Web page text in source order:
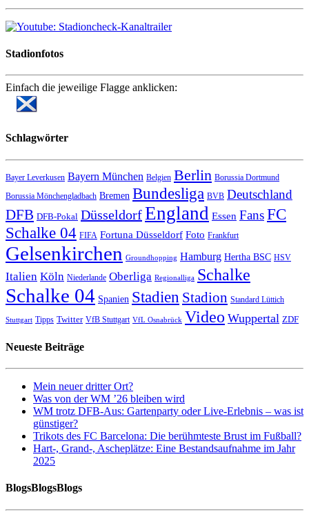
Stadionfotos
Einfach die jeweilige Flagge anklicken:
Schlagwörter
Bayer Leverkusen Bayern München Belgien Berlin Borussia Dortmund
Borussia Mönchengladbach Bremen Bundesliga BVB Deutschland
DFB DFB-Pokal DüsseldorfEngland Essen FansFC
Schalke 04 FIFA Fortuna Düsseldorf Foto Frankfurt
Gelsenkirchen Groundhopping Hamburg Hertha BSC HSV
Italien Köln Niederlande Oberliga Regionalliga Schalke
Schalke 04 Spanien Stadien Stadion Standard Lüttich
Stuttgart Tipps Twitter VfB Stuttgart VfL Osnabrück Video Wuppertal ZDF
Neueste Beiträge
Mein neuer dritter Ort?
Was von der WM ’26 bleiben wird
WM trotz DFB-Aus: Gartenparty oder Live-Erlebnis – was ist
günstiger?
Trikots des FC Barcelona: Die berühmteste Brust im Fußball?
Hart-, Grand-, Ascheplätze: Eine Bestandsaufnahme im Jahr
2025
BlogsBlogsBlogs